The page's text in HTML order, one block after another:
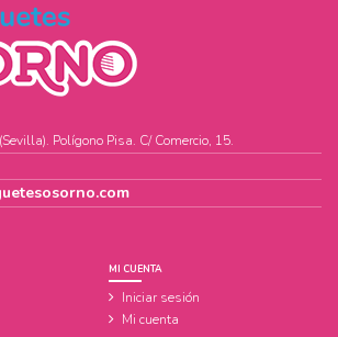
Polígono Pisa. C/ Comercio, 15.
MI CUENTA
Iniciar sesión
Mi cuenta